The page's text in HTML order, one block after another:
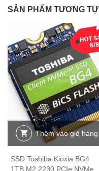
SẢN PHẨM TƯƠNG TỰ
Thêm vào giỏ hàng
SSD Toshiba Kioxia BG4
1TB M2 2230 PCIe NVMe